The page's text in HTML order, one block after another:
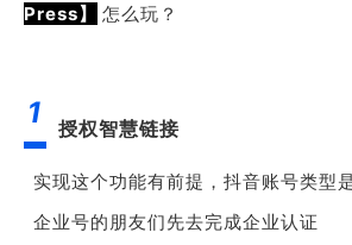
Press】
怎么玩？
1 授权智慧链接
实现这个功能有前提，抖音账号类型
企业号的朋友们先去完成企业认证